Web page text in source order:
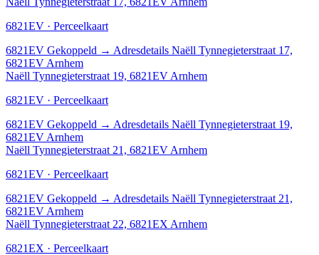
6821EV · Perceelkaart
6821EV Gekoppeld → Adresdetails Naëll Tynnegieterstraat 17,
6821EV Arnhem
Naëll Tynnegieterstraat 19, 6821EV Arnhem
6821EV · Perceelkaart
6821EV Gekoppeld → Adresdetails Naëll Tynnegieterstraat 19,
6821EV Arnhem
Naëll Tynnegieterstraat 21, 6821EV Arnhem
6821EV · Perceelkaart
6821EV Gekoppeld → Adresdetails Naëll Tynnegieterstraat 21,
6821EV Arnhem
Naëll Tynnegieterstraat 22, 6821EX Arnhem
6821EX · Perceelkaart